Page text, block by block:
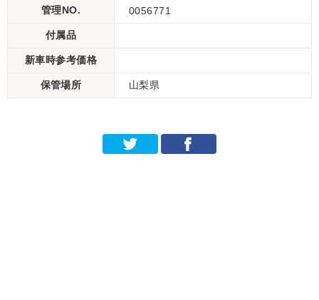
管理NO. 0056771
付属品
新車時参考価格
保管場所 山梨県